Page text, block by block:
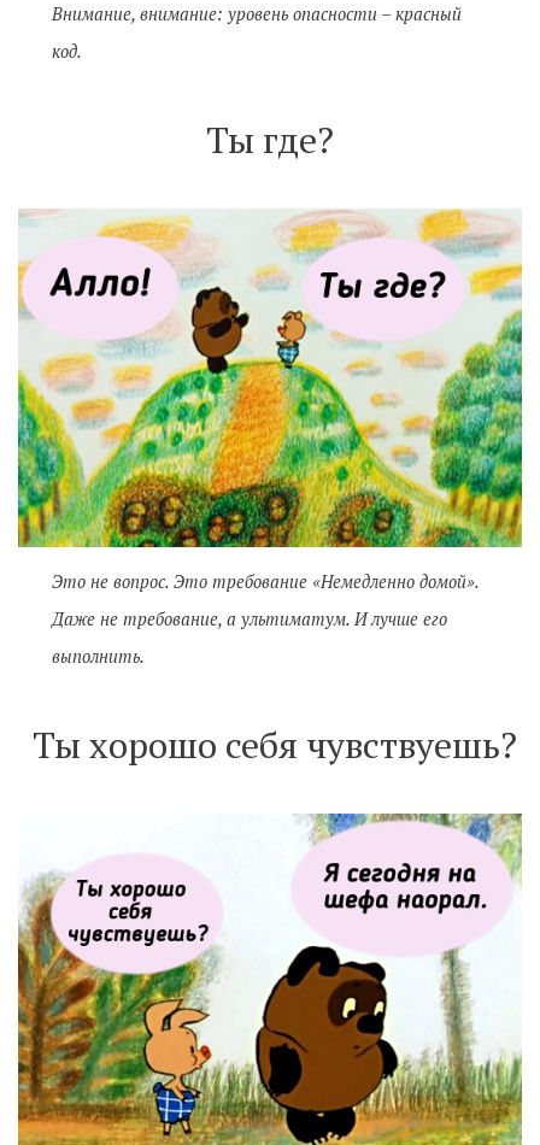
Внимание, внимание: уровень опасности – красный
код.
Ты где?
Это не вопрос. Это требование «Немедленно домой».
Даже не требование, а ультиматум. И лучше его
выполнить.
Ты хорошо себя чувствуешь?